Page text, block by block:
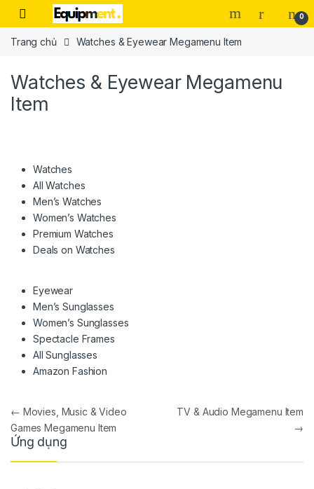
Skip to navigation
Skip to content
0
Trang chủ Watches & Eyewear Megamenu Item
Watches & Eyewear Megamenu
Item
Watches
All Watches
Men’s Watches
Women’s Watches
Premium Watches
Deals on Watches
Eyewear
Men’s Sunglasses
Women’s Sunglasses
Spectacle Frames
All Sunglasses
Amazon Fashion
Điều hướng bài viết
← Movies, Music & Video
Games Megamenu Item
TV & Audio Megamenu Item
→
Ứng dụng